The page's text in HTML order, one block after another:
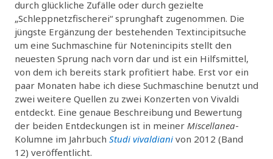
durch glückliche Zufälle oder durch gezielte
„Schleppnetzfischerei“ sprunghaft zugenommen. Die
jüngste Ergänzung der bestehenden Textincipitsuche
um eine Suchmaschine für Notenincipits stellt den
neuesten Sprung nach vorn dar und ist ein Hilfsmittel,
von dem ich bereits stark profitiert habe. Erst vor ein
paar Monaten habe ich diese Suchmaschine benutzt und
zwei weitere Quellen zu zwei Konzerten von Vivaldi
entdeckt. Eine genaue Beschreibung und Bewertung
der beiden Entdeckungen ist in meiner Miscellanea-
Kolumne im Jahrbuch Studi vivaldiani von 2012 (Band
12) veröffentlicht.